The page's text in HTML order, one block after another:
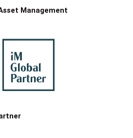
Management